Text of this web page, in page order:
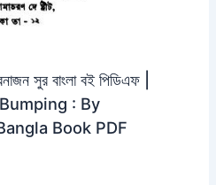
সুর বাংলা বই পিডিএফ |
: By
Book PDF